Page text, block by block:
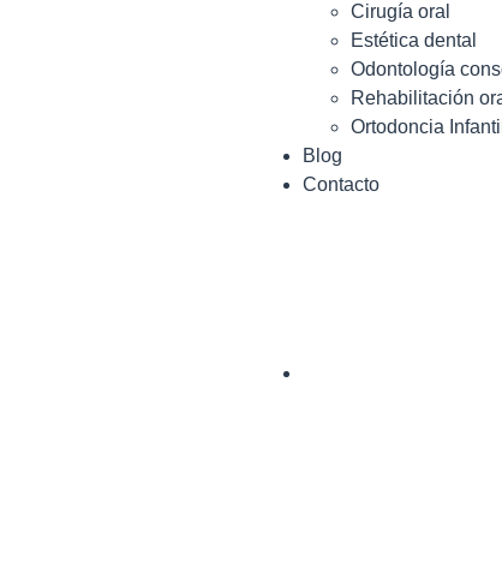
Cirugía oral
Estética dental
Odontología
Rehabilitación
Ortodoncia Infantil
Blog
Contacto